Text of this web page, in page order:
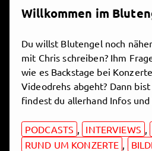
Willkommen im
Du willst Blutengel noch
mit Chris schreiben? Ihm
wie es Backstage bei
Videodrehs abgeht? Dann
findest du allerhand Infos
PODCASTS INTERVIEWS
RUND UM KONZERTE